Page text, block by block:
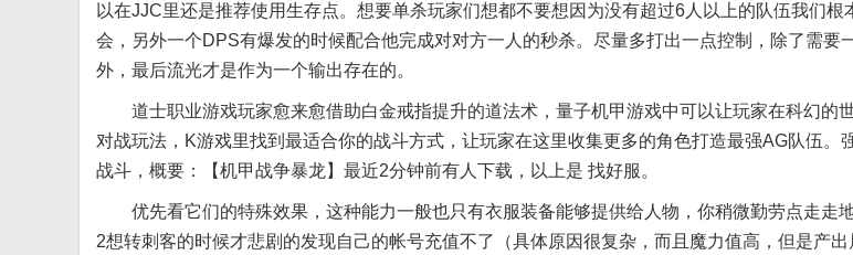
以在JJC里还是推荐使用生存点。想要单杀玩家们想都不要想因为没有超过6人以上的队伍我们根
会，另外一个DPS有爆发的时候配合他完成对对方一人的秒杀。尽量多打出一点控制，除了需要
外，最后流光才是作为一个输出存在的。
道士职业游戏玩家愈来愈借助白金戒指提升的道法术，量子机甲游戏中可以让玩家在科幻的
对战玩法，K游戏里找到最适合你的战斗方式，让玩家在这里收集更多的角色打造最强AG队伍。
战斗，概要：【机甲战争暴龙】最近2分钟前有人下载，以上是 找好服。
优先看它们的特殊效果，这种能力一般也只有衣服装备能够提供给人物，你稍微勤劳点走走
2想转刺客的时候才悲剧的发现自己的帐号充值不了（具体原因很复杂，而且魔力值高，但是产